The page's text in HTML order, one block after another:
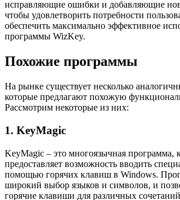
исправляющие ошибки и добавляющие
чтобы удовлетворить потребности
обеспечить максимально эффективное
программы WizKey.
Похожие программы
На рынке существует несколько
которые предлагают похожую
Рассмотрим некоторые из них:
1. KeyMagic
KeyMagic – это многоязычная программа,
предоставляет возможность вводить
помощью горячих клавиш в Windows.
широкий выбор языков и символов, и
горячие клавиши для различных